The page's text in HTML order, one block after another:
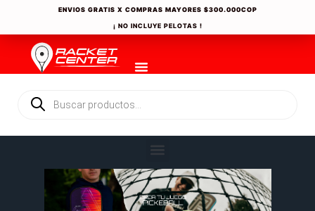
ENVIOS GRATIS X COMPRAS MAYORES $300.000COP
¡ NO INCLUYE PELOTAS !